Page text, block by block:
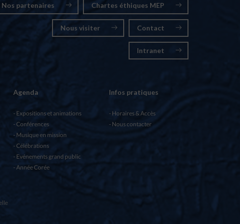
Nos partenaires Chartes éthiques MEP
Nous visiter Contact
Intranet
Agenda
Expositions et animations
Conférences
Musique en mission
Célébrations
Evénements grand public
Année Corée
Infos pratiques
Horaires & Accès
Nous contacter